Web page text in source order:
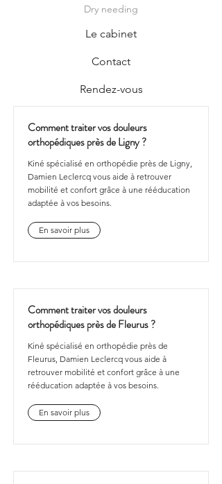
Dry needing
Le cabinet
Contact
Rendez-vous
Comment traiter vos douleurs
orthopédiques près de Ligny ?
Kiné spécialisé en orthopédie près de Ligny,
Damien Leclercq vous aide à retrouver
mobilité et confort grâce à une rééducation
adaptée à vos besoins.
En savoir plus
Comment traiter vos douleurs
orthopédiques près de Fleurus ?
Kiné spécialisé en orthopédie près de
Fleurus, Damien Leclercq vous aide à
retrouver mobilité et confort grâce à une
rééducation adaptée à vos besoins.
En savoir plus